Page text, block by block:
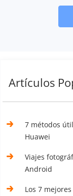
Artículos
7 métodos
Huawei
Viajes
Android
Los 7